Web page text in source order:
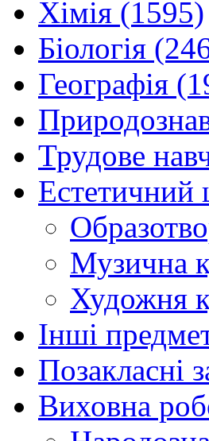
Хімія (1595)
Біологія
Географія
Трудове
Естетичний
Музична
Художня
Інші
Позакласні
Виховна